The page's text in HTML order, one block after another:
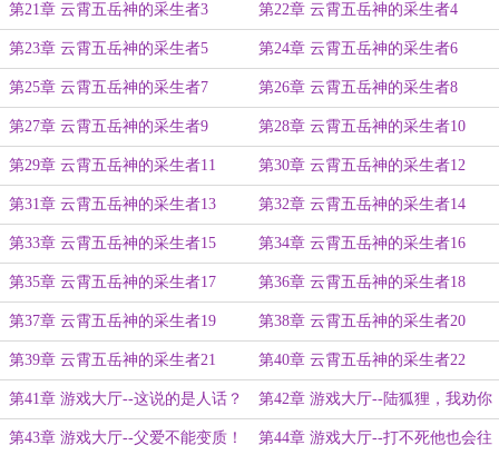
第21章 云霄五岳神的采生者3 第22章 云霄五岳神的采生者4
第23章 云霄五岳神的采生者5 第24章 云霄五岳神的采生者6
第25章 云霄五岳神的采生者7 第26章 云霄五岳神的采生者8
第27章 云霄五岳神的采生者9 第28章 云霄五岳神的采生者10
第29章 云霄五岳神的采生者11 第30章 云霄五岳神的采生者12
第31章 云霄五岳神的采生者13 第32章 云霄五岳神的采生者14
第33章 云霄五岳神的采生者15 第34章 云霄五岳神的采生者16
第35章 云霄五岳神的采生者17 第36章 云霄五岳神的采生者18
第37章 云霄五岳神的采生者19 第38章 云霄五岳神的采生者20
第39章 云霄五岳神的采生者21 第40章 云霄五岳神的采生者22
第41章 游戏大厅--这说的是人话？ 第42章 游戏大厅--陆狐狸，我劝你
要点儿脸！
第43章 游戏大厅--父爱不能变质！ 第44章 游戏大厅--打不死他也会往